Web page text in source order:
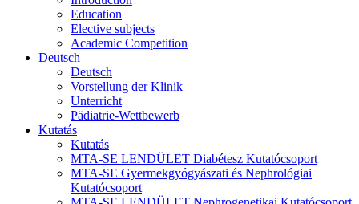
Education
Elective subjects
Academic Competition
Deutsch
Deutsch
Vorstellung der Klinik
Unterricht
Pädiatrie-Wettbewerb
Kutatás
Kutatás
MTA-SE LENDÜLET Diabétesz Kutatócsoport
MTA-SE Gyermekgyógyászati és Nephrológiai
Kutatócsoport